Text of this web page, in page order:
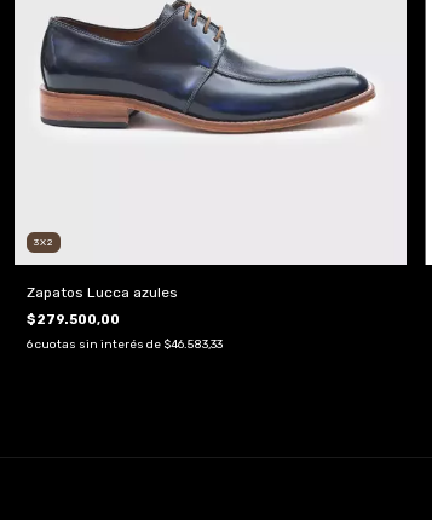
3X2
Zapatos Lucca azules
$279.500,00
6 cuotas sin interés de $46.583,33